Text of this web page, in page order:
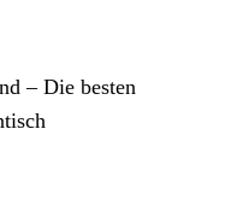
– Die besten